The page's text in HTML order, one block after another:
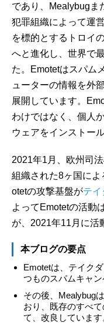
であり、Mealybugま
犯罪組織によって運
を標的とするトロイ
へと進化し、世界で
た。Emotetはスパム
ューターの情報を外
展開しています。
わけではなく、個人
ウェアをインストー
2021年1月、欧州司
組織された8ヶ国に
otetの攻撃基盤がテイ
よってEmotetの活動
が、2021年11月に活
本ブログの要点
Emotetは、テイク
つものスパムキャン
その後、Mealybug
おり、既存のすべ
て、改良しています